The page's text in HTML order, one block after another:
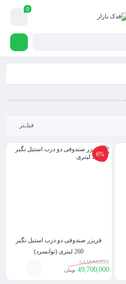
0
فیلـتر
6%
فریزر صندوقی دو درب استیل نگیر
260 لیتری (توانسرد)
53,000,000
49,700,000 تومان